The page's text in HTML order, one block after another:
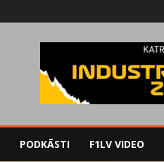
PODKĀSTI F1LV VIDEO